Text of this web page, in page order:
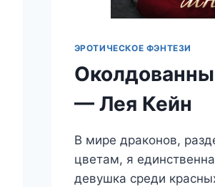
ЭРОТИЧЕСКОЕ ФЭНТЕЗИ
— Лея Кейн
В мире драконов,
цветам, я
девушка среди